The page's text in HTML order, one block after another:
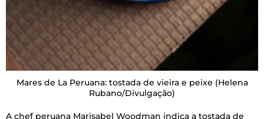
Mares de La Peruana: tostada de vieira e peixe (Helena
Rubano/Divulgação)
A chef peruana Marisabel Woodman indica a tostada de